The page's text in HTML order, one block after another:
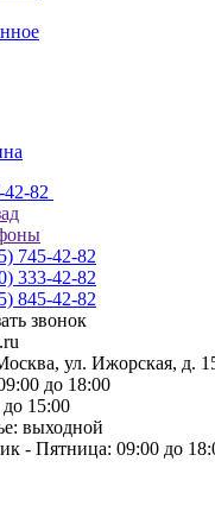
82
745-42-82
333-42-82
845-42-82
звонок
ул. Ижорская,
до 18:00
15:00
выходной
- Пятница: 09:00 до